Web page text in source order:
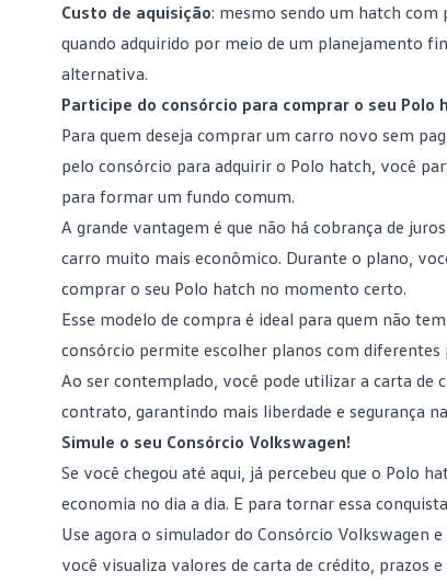
Custo de aquisição: mesmo sendo um hatch
quando adquirido por meio de um planejamento
alternativa.
Participe do consórcio para comprar o seu Polo
Para quem deseja comprar um carro novo sem
pelo consórcio para adquirir o Polo hatch, você
para formar um fundo comum.
A grande vantagem é que não há cobrança de
carro muito mais econômico. Durante o plano,
comprar o seu Polo hatch no momento certo.
Esse modelo de compra é ideal para quem não
consórcio permite escolher planos com diferentes
Ao ser contemplado, você pode utilizar a carta de
contrato, garantindo mais liberdade e segurança
Simule o seu Consórcio Volkswagen!
Se você chegou até aqui, já percebeu que o Polo
economia no dia a dia. E para tornar essa
Use agora o simulador do Consórcio Volkswagen e
você visualiza valores de carta de crédito, prazos